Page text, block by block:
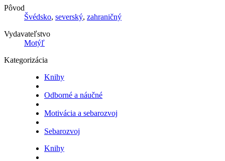
Pôvod
Švédsko, severský, zahraničný
Vydavateľstvo
Motýľ
Kategorizácia
Knihy
Odborné a náučné
Motivácia a sebarozvoj
Sebarozvoj
Knihy